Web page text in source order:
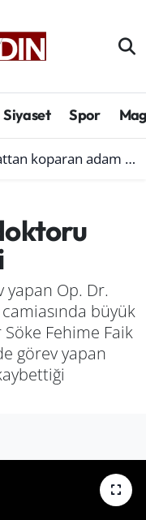
Siyaset Spor
gün sonra nikâh masasına oturdu
yapan Op. Dr.
camiasında büyük
Söke Fehime Faik
görev yapan
Fikstür